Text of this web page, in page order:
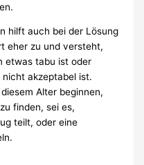
hilft auch bei der Lösung
eher zu und versteht,
etwas tabu ist oder
akzeptabel ist.
Alter beginnen,
finden, sei es,
teilt, oder eine